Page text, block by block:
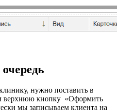
нужно поставить в
верхнюю кнопку «Оформить
мы записываем клиента на